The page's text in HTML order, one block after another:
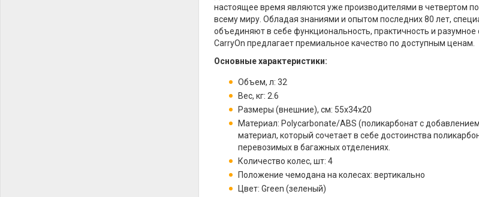
настоящее время являются уже производителями в четвертом
всему миру. Обладая знаниями и опытом последних 80 лет,
объединяют в себе функциональность, практичность и
CarryOn предлагает премиальное качество по доступным ценам.
Основные характеристики:
Объем, л: 32
Вес, кг: 2.6
Размеры (внешние), см: 55x34x20
Материал: Polycarbonate/ABS (поликарбонат с
материал, который сочетает в себе достоинства
перевозимых в багажных отделениях.
Количество колес, шт: 4
Положение чемодана на колесах: вертикально
Цвет: Green (зеленый)